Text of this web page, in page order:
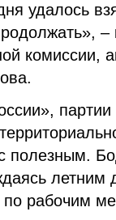
удалось
–
комиссии,
партии
полезным.
летним
рабочим